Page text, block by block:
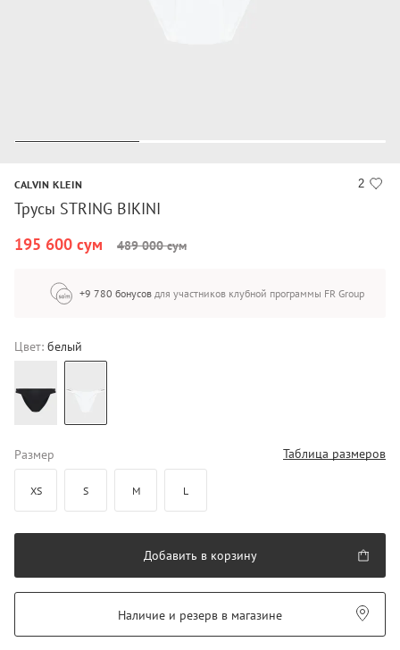
2
CALVIN KLEIN
Трусы STRING BIKINI
195 600 сум
489 000 сум
+9 780 бонусов для участников клубной программы FR Group
Цвет: белый
Размер Таблица размеров
XS S M L
Добавить в корзину
Наличие и резерв в магазине